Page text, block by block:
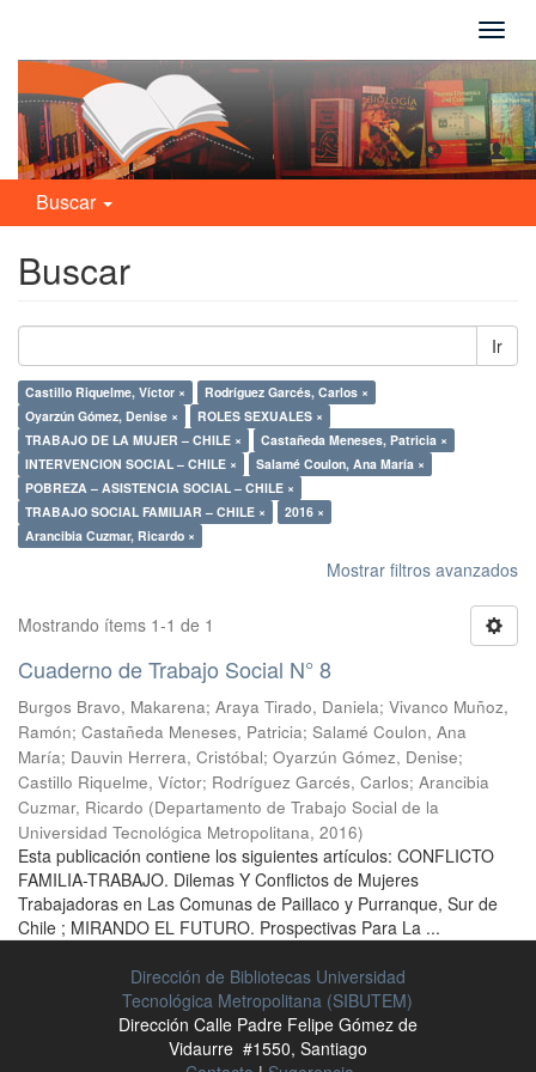
Buscar
Buscar
Ir
Castillo Riquelme, Víctor ×
Rodríguez Garcés, Carlos ×
Oyarzún Gómez, Denise ×
ROLES SEXUALES ×
TRABAJO DE LA MUJER – CHILE ×
Castañeda Meneses, Patricia ×
INTERVENCION SOCIAL – CHILE ×
Salamé Coulon, Ana María ×
POBREZA – ASISTENCIA SOCIAL – CHILE ×
TRABAJO SOCIAL FAMILIAR – CHILE ×
2016 ×
Arancibia Cuzmar, Ricardo ×
Mostrar filtros avanzados
Mostrando ítems 1-1 de 1
Cuaderno de Trabajo Social N° 8
Burgos Bravo, Makarena; Araya Tirado, Daniela; Vivanco Muñoz,
Ramón; Castañeda Meneses, Patricia; Salamé Coulon, Ana
María; Dauvin Herrera, Cristóbal; Oyarzún Gómez, Denise;
Castillo Riquelme, Víctor; Rodríguez Garcés, Carlos; Arancibia
Cuzmar, Ricardo (Departamento de Trabajo Social de la
Universidad Tecnológica Metropolitana, 2016)
Esta publicación contiene los siguientes artículos: CONFLICTO
FAMILIA-TRABAJO. Dilemas Y Conflictos de Mujeres
Trabajadoras en Las Comunas de Paillaco y Purranque, Sur de
Chile ; MIRANDO EL FUTURO. Prospectivas Para La ...
Dirección de Bibliotecas Universidad
Tecnológica Metropolitana (SIBUTEM)
Dirección Calle Padre Felipe Gómez de
Vidaurre #1550, Santiago